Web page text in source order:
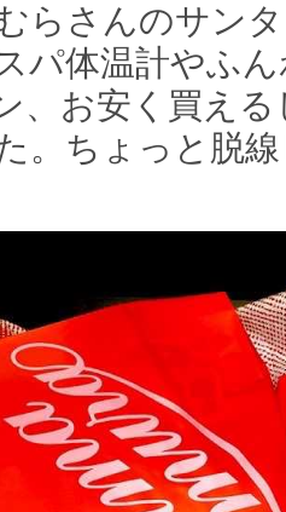
らさんのサン
パ体温計やふ
、お安く買える
。ちょっと脱